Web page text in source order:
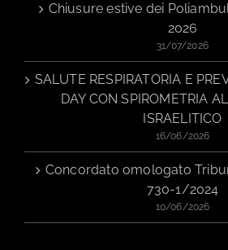
Chiusure estive dei
2026
31/07/2026
SALUTE RESPIRATORIA E
DAY CON SPIROMETRIA
ISRAELITICO
16/06/2026
Concordato omologato
730-1/2024
10/06/2026